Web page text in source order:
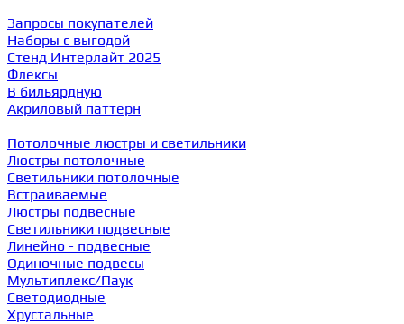
Запросы покупателей
Наборы с выгодой
Стенд Интерлайт 2025
Флексы
В бильярдную
Акриловый паттерн
Потолочные люстры и светильники
Люстры потолочные
Светильники потолочные
Встраиваемые
Люстры подвесные
Светильники подвесные
Линейно - подвесные
Одиночные подвесы
Мультиплекс/Паук
Светодиодные
Хрустальные